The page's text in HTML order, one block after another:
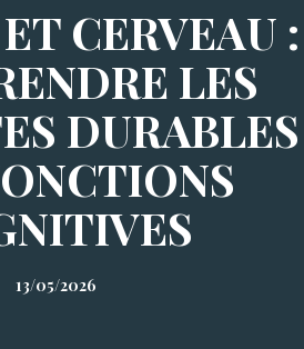
CERVEAU :
LES
DURABLES
13/05/2026